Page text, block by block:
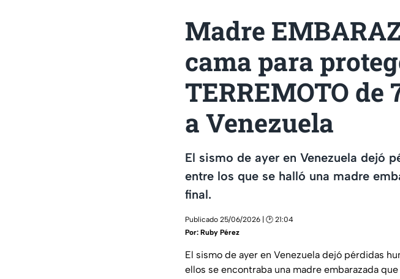
Madre
cama para
TERREMOTO de
a Venezuela
El sismo de ayer en Venezuela dejó
entre los que se halló una madre
final.
Publicado 25/06/2026 | 🕑 21:04
Por: Ruby Pérez
El sismo de ayer en Venezuela dejó pérdidas
ellos se encontraba una madre embarazada